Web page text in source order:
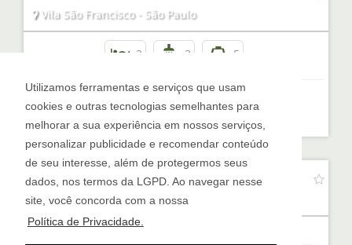
Utilizamos ferramentas e serviços que usam
cookies e outras tecnologias semelhantes para
melhorar a sua experiência em nossos serviços,
personalizar publicidade e recomendar conteúdo
de seu interesse, além de protegermos seus
dados, nos termos da LGPD. Ao navegar nesse
site, você concorda com a nossa
Política de Privacidade.
Vila São Francisco - São Paulo
3 3 5
R$ 1.500.000,00
SOBRADO COM 03 DORMITÓRIOS NO JD ELEDY
Jardim Eledy - São Paulo